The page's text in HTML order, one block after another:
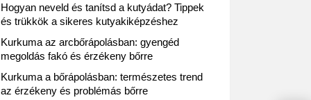
Hogyan neveld és tanítsd a kutyádat? Tippek
és trükkök a sikeres kutyakiképzéshez
Kurkuma az arcbőrápolásban: gyengéd
megoldás fakó és érzékeny bőrre
Kurkuma a bőrápolásban: természetes trend
az érzékeny és problémás bőrre